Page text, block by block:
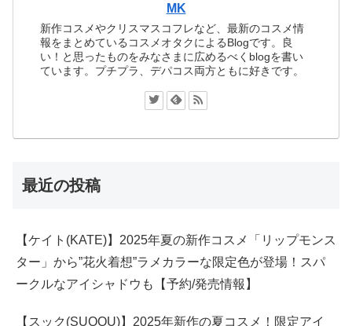
MK
新作コスメやクリスマスコフレなど、最新のコスメ情
報をまとめているコスメオタクによるBlogです。良
い！と思ったものをみなさまに広めるべくblogを書い
ています。プチプラ、デパコス両方ともに好きです。
最近の投稿
【ケイト(KATE)】2025年夏の新作コスメ「リップモンス
ター」から”花火着想”ラメカラーな限定色が登場！スパ
ークルなアイシャドウも【予約/発売情報】
【スック(SUQQU)】2025年新作の夏コスメ！限定アイ